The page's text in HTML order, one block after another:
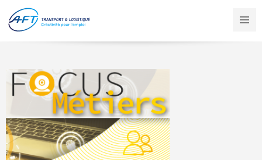
contenu
principal